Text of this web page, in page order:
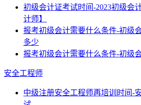
初级会计证考试时间-2023初级会
计师】
报考初级会计需要什么条件-初级
多少
报考初级会计需要什么条件-初级
安全工程师
中级注册安全工程师再培训时间-